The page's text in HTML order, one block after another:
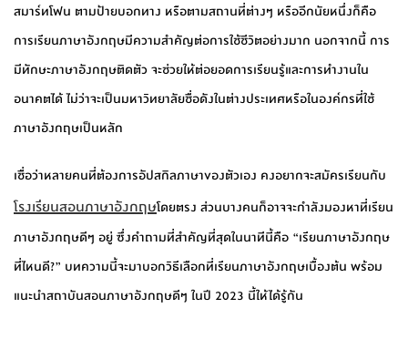
สมาร์ทโฟน ตามป้ายบอกทาง หรือตามสถานที่ต่างๆ หรืออีกนัยหนึ่งก็คือ
การเรียนภาษาอังกฤษมีความสำคัญต่อการใช้ชีวิตอย่างมาก นอกจากนี้ การ
มีทักษะภาษาอังกฤษติดตัว จะช่วยให้ต่อยอดการเรียนรู้และการทำงานใน
อนาคตได้ ไม่ว่าจะเป็นมหาวิทยาลัยชื่อดังในต่างประเทศหรือในองค์กรที่ใช้
ภาษาอังกฤษเป็นหลัก
เชื่อว่าหลายคนที่ต้องการอัปสกิลภาษาของตัวเอง คงอยากจะสมัครเรียนกับ
โรงเรียนสอนภาษาอังกฤษโดยตรง ส่วนบางคนก็อาจจะกำลังมองหาที่เรียน
ภาษาอังกฤษดีๆ อยู่ ซึ่งคำถามที่สำคัญที่สุดในนาทีนี้คือ “เรียนภาษาอังกฤษ
ที่ไหนดี?” บทความนี้จะมาบอกวิธีเลือกที่เรียนภาษาอังกฤษเบื้องต้น พร้อม
แนะนำสถาบันสอนภาษาอังกฤษดีๆ ในปี 2023 นี้ให้ได้รู้กัน